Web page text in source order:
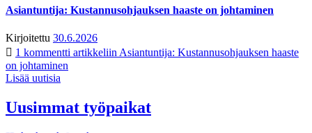
Asiantuntija: Kustannusohjauksen haaste on johtaminen
Kirjoitettu 30.6.2026
1 kommentti artikkeliin Asiantuntija: Kustannusohjauksen haaste
on johtaminen
Lisää uutisia
Uusimmat työpaikat